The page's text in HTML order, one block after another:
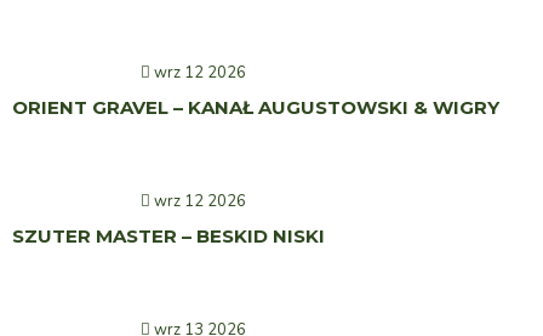
wrz 12 2026
ORIENT GRAVEL – KANAŁ AUGUSTOWSKI & WIGRY
wrz 12 2026
SZUTER MASTER – BESKID NISKI
wrz 13 2026